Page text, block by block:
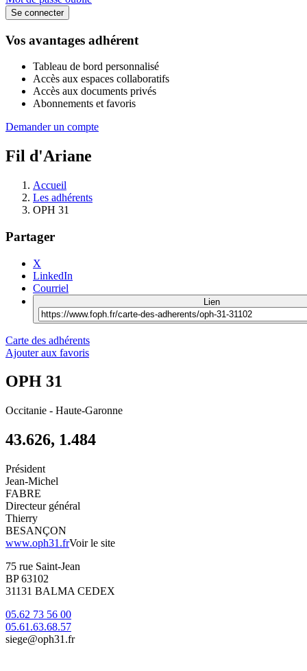
Vos avantages adhérent
Tableau de bord personnalisé
Accès aux espaces collaboratifs
Accès aux documents privés
Abonnements et favoris
Demander un compte
Fil d'Ariane
Accueil
Les adhérents
OPH 31
Partager
X
LinkedIn
Courriel
Lien
Carte des adhérents
Ajouter aux favoris
OPH 31
Occitanie - Haute-Garonne
43.626, 1.484
Président
Jean-Michel
FABRE
Directeur général
Thierry
BESANÇON
www.oph31.frVoir le site
75 rue Saint-Jean
BP 63102
31131 BALMA CEDEX
05.62 73 56 00
05.61.63.68.57
siege@oph31.fr